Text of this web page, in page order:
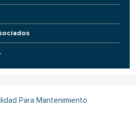
Para Mantenimiento